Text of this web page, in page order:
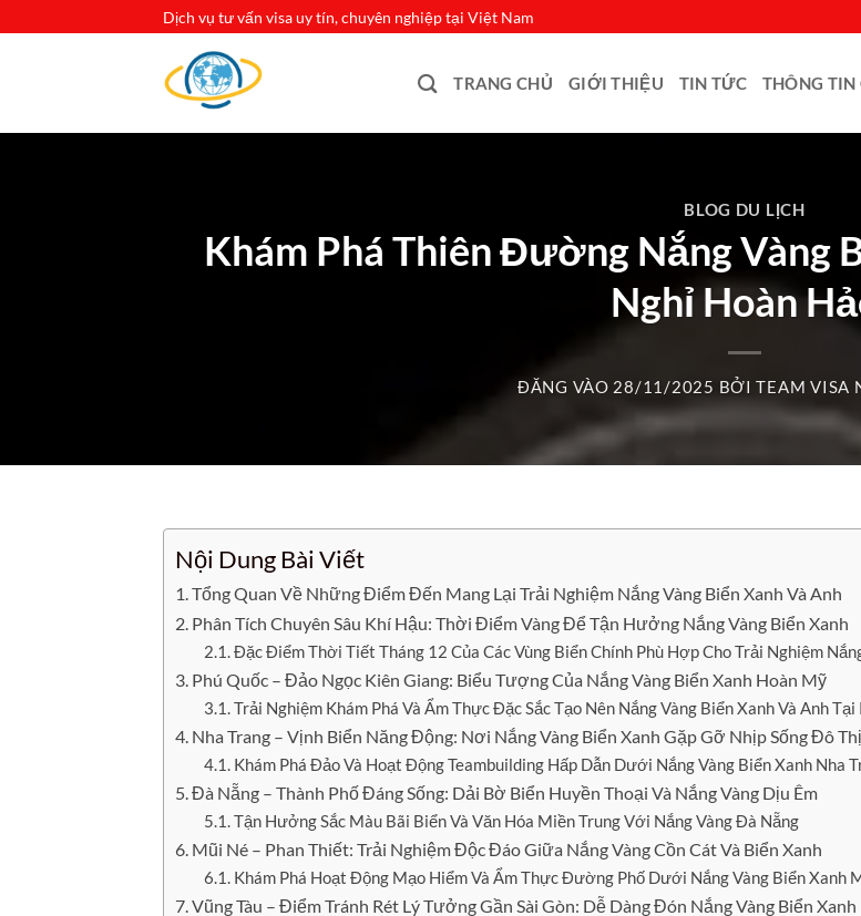
Dịch vụ tư vấn visa uy tín, chuyên nghiệp tại Việt Nam
TRANG CHỦ GIỚI THIỆU TIN TỨC THÔNG TIN
BLOG DU LỊCH
Khám Phá Thiên Đường Nắng Vàng
Nghỉ Hoàn
ĐĂNG VÀO 28/11/2025 BỞITEAM VISA
Nội Dung Bài Viết
Tổng Quan Về Những Điểm Đến Mang Lại Trải Nghiệm Nắng Vàng Biển Xanh Và Anh
Phân Tích Chuyên Sâu Khí Hậu: Thời Điểm Vàng Để Tận Hưởng Nắng Vàng Biển Xanh
Đặc Điểm Thời Tiết Tháng 12 Của Các Vùng Biển Chính Phù Hợp Cho Trải Nghiệm
Phú Quốc – Đảo Ngọc Kiên Giang: Biểu Tượng Của Nắng Vàng Biển Xanh Hoàn Mỹ
Trải Nghiệm Khám Phá Và Ẩm Thực Đặc Sắc Tạo Nên Nắng Vàng Biển Xanh Và Anh Tại
Nha Trang – Vịnh Biển Năng Động: Nơi Nắng Vàng Biển Xanh Gặp Gỡ Nhịp Sống Đô Thị
Khám Phá Đảo Và Hoạt Động Teambuilding Hấp Dẫn Dưới Nắng Vàng Biển Xanh Nha
Đà Nẵng – Thành Phố Đáng Sống: Dải Bờ Biển Huyền Thoại Và Nắng Vàng Dịu Êm
Tận Hưởng Sắc Màu Bãi Biển Và Văn Hóa Miền Trung Với Nắng Vàng Đà Nẵng
Mũi Né – Phan Thiết: Trải Nghiệm Độc Đáo Giữa Nắng Vàng Cồn Cát Và Biển Xanh
Khám Phá Hoạt Động Mạo Hiểm Và Ẩm Thực Đường Phố Dưới Nắng Vàng Biển Xanh
Vũng Tàu – Điểm Tránh Rét Lý Tưởng Gần Sài Gòn: Dễ Dàng Đón Nắng Vàng Biển Xanh